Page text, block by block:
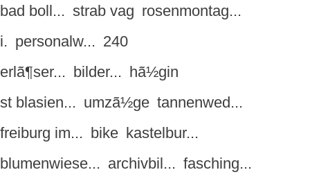
bad boll... strab vag rosenmontag...
i. personalw... 240
erlã¶ser... bilder... hã½gin
st blasien... umzã½ge tannenwed...
freiburg im... bike kastelbur...
blumenwiese... archivbil... fasching...